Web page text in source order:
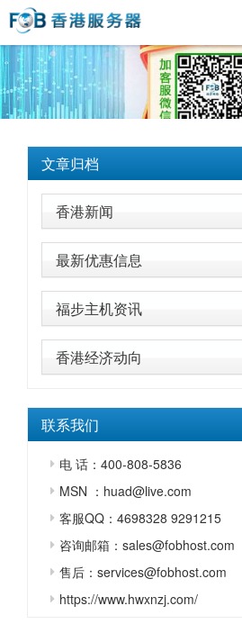
文章归档
香港新闻
最新优惠信息
福步主机资讯
香港经济动向
联系我们
电 话：400-808-5836
MSN ：huad@live.com
客服QQ：4698328 9291215
咨询邮箱：sales@fobhost.com
售后：services@fobhost.com
https://www.hwxnzj.com/